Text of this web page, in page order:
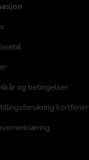
og betingelser
kortferier